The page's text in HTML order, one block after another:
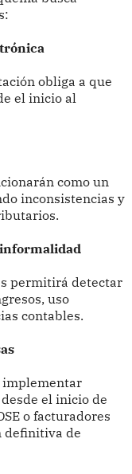
obliga a que
el inicio al
como un
inconsistencias y
permitirá detectar
uso
contables.
implementar
el inicio de
o facturadores
definitiva de